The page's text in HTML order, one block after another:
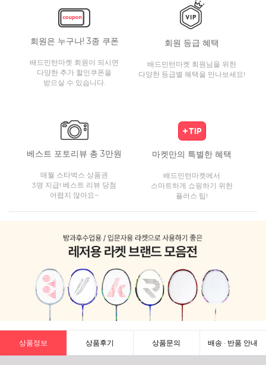
회원은 누구나! 3종 쿠폰
배드민턴마켓 회원이 되시면
다양한 추가 할인쿠폰을
받으실 수 있습니다.
회원 등급 혜택
배드민턴마켓 회원님을 위한
다양한 등급별 혜택을 만나보세요!
베스트 포토리뷰 총 3만원
매월 스타벅스 상품권
3명 지급! 베스트 리뷰 당첨
어렵지 않아요~
마켓만의 특별한 혜택
배드민턴마켓에서
스마트하게 쇼핑하기 위한
플러스 팁!
상품정보 상품후기 상품문의 배송 · 반품 안내